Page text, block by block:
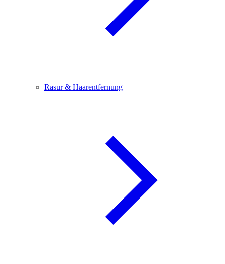
Rasur & Haarentfernung